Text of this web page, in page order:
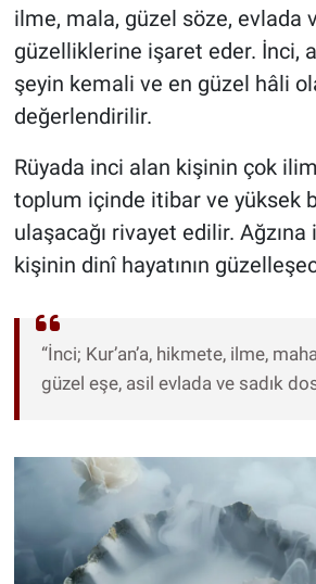
ilme, mala, güzel söze, evlada
güzelliklerine işaret eder. İnci,
şeyin kemali ve en güzel hâli
değerlendirilir.
Rüyada inci alan kişinin çok
toplum içinde itibar ve yüksek
ulaşacağı rivayet edilir. Ağzına
kişinin dinî hayatının
“İnci; Kur’an’a, hikmete, ilme,
güzel eşe, asil evlada ve sadık